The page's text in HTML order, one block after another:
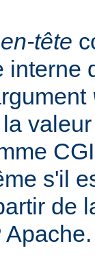
en-tête
interne
s'il
de